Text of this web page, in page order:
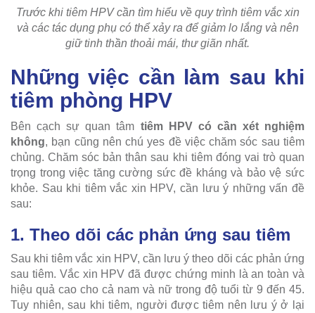
Trước khi tiêm HPV cần tìm hiểu về quy trình tiêm vắc xin
và các tác dụng phụ có thể xảy ra để giảm lo lắng và nên
giữ tinh thần thoải mái, thư giãn nhất.
Những việc cần làm sau khi
tiêm phòng HPV
Bên cạch sự quan tâm tiêm HPV có cần xét nghiệm
không, bạn cũng nên chú yes đề việc chăm sóc sau tiêm
chủng. Chăm sóc bản thân sau khi tiêm đóng vai trò quan
trọng trong việc tăng cường sức đề kháng và bảo vệ sức
khỏe. Sau khi tiêm vắc xin HPV, cần lưu ý những vấn đề
sau:
1. Theo dõi các phản ứng sau tiêm
Sau khi tiêm vắc xin HPV, cần lưu ý theo dõi các phản ứng
sau tiêm. Vắc xin HPV đã được chứng minh là an toàn và
hiệu quả cao cho cả nam và nữ trong độ tuổi từ 9 đến 45.
Tuy nhiên, sau khi tiêm, người được tiêm nên lưu ý ở lại